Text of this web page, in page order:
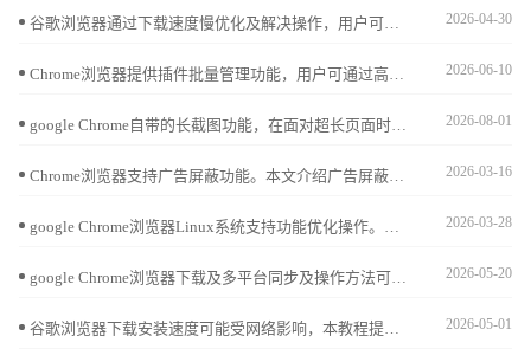
2026-04-30
2026-06-10
2026-08-01
2026-03-16
2026-03-28
2026-05-20
2026-05-01